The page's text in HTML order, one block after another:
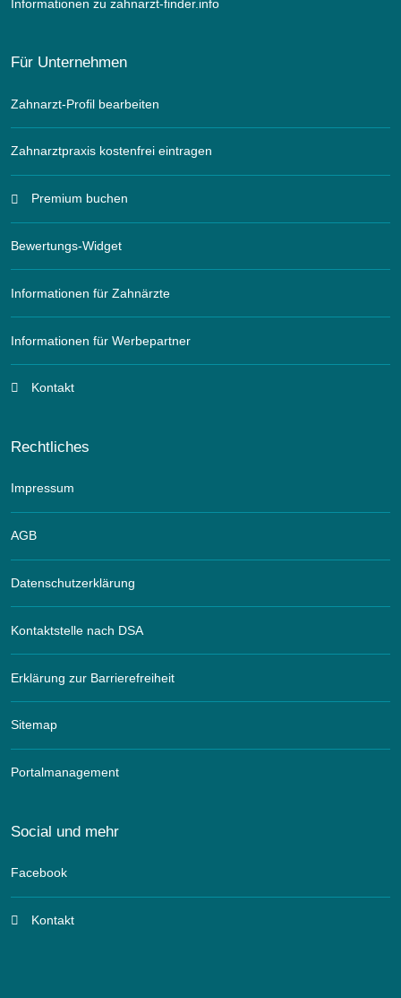
Informationen zu zahnarzt-finder.info
Für Unternehmen
Zahnarzt-Profil bearbeiten
Zahnarztpraxis kostenfrei eintragen
Premium buchen
Bewertungs-Widget
Informationen für Zahnärzte
Informationen für Werbepartner
Kontakt
Rechtliches
Impressum
AGB
Datenschutzerklärung
Kontaktstelle nach DSA
Erklärung zur Barrierefreiheit
Sitemap
Portalmanagement
Social und mehr
Facebook
Kontakt